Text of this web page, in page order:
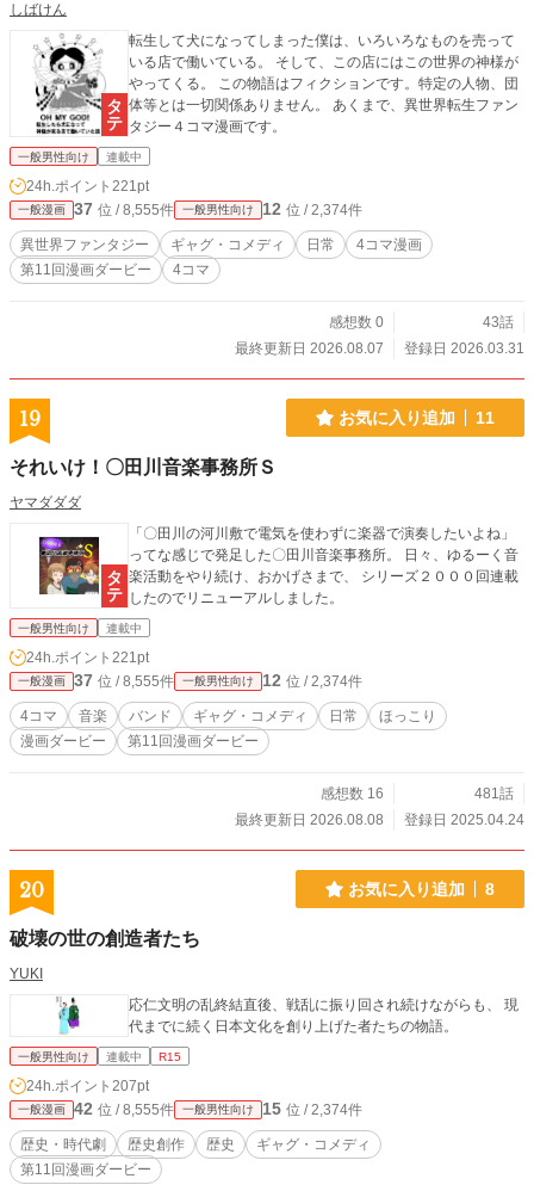
しばけん
転生して犬になってしまった僕は、いろいろなものを売って
いる店で働いている。 そして、この店にはこの世界の神様が
やってくる。 この物語はフィクションです。特定の人物、団
体等とは一切関係ありません。 あくまで、異世界転生ファン
タジー４コマ漫画です。
一般男性向け 連載中
24h.ポイント 221pt
一般漫画 37 位 / 8,555件 一般男性向け 12 位 / 2,374件
異世界ファンタジー ギャグ・コメディ 日常
4コマ漫画
第11回漫画ダービー
4コマ
感想数 0
43話
最終更新日 2026.08.07
登録日 2026.03.31
19 お気に入り追加 11
それいけ！〇田川音楽事務所Ｓ
ヤマダダダ
「〇田川の河川敷で電気を使わずに楽器で演奏したいよね」
ってな感じで発足した〇田川音楽事務所。 日々、ゆるーく音
楽活動をやり続け、おかげさまで、 シリーズ２０００回連載
したのでリニューアルしました。
一般男性向け 連載中
24h.ポイント 221pt
一般漫画 37 位 / 8,555件 一般男性向け 12 位 / 2,374件
4コマ 音楽 バンド ギャグ・コメディ 日常
ほっこり
漫画ダービー
第11回漫画ダービー
感想数 16
481話
最終更新日 2026.08.08
登録日 2025.04.24
20 お気に入り追加 8
破壊の世の創造者たち
YUKI
応仁文明の乱終結直後、戦乱に振り回され続けながらも、 現
代までに続く日本文化を創り上げた者たちの物語。
一般男性向け 連載中 R15
24h.ポイント 207pt
一般漫画 42 位 / 8,555件 一般男性向け 15 位 / 2,374件
歴史・時代劇 歴史創作 歴史
ギャグ・コメディ
第11回漫画ダービー